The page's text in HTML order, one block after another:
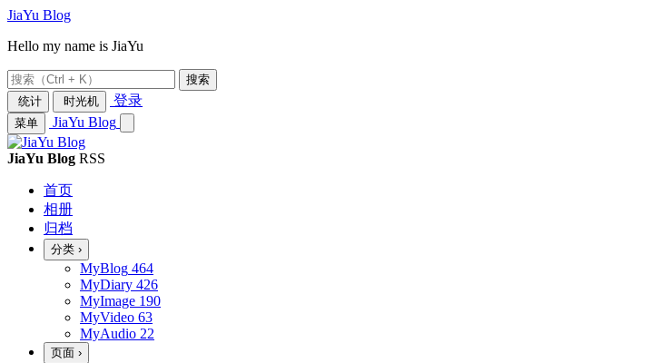
JiaYu Blog
Hello my name is JiaYu
搜索
统计
时光机 登录
菜单 JiaYu Blog
JiaYu Blog RSS
首页
相册
归档
分类 ›
MyBlog 464
MyDiary 426
MyImage 190
MyVideo 63
MyAudio 22
页面 ›